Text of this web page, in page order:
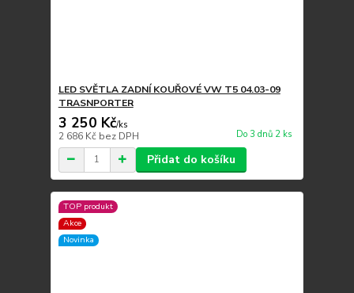
LED SVĚTLA ZADNÍ KOUŘOVÉ VW T5 04.03-09
TRASNPORTER
3 250 Kč/ks
2 686 Kč bez DPH Do 3 dnů 2 ks
Přidat do košíku
TOP produkt
Akce
Novinka